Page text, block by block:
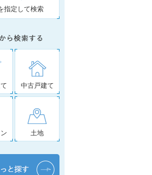
指定して検索
中古戸建て
土地